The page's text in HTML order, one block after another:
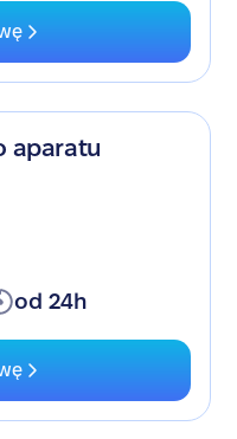
aparatu
od 24h